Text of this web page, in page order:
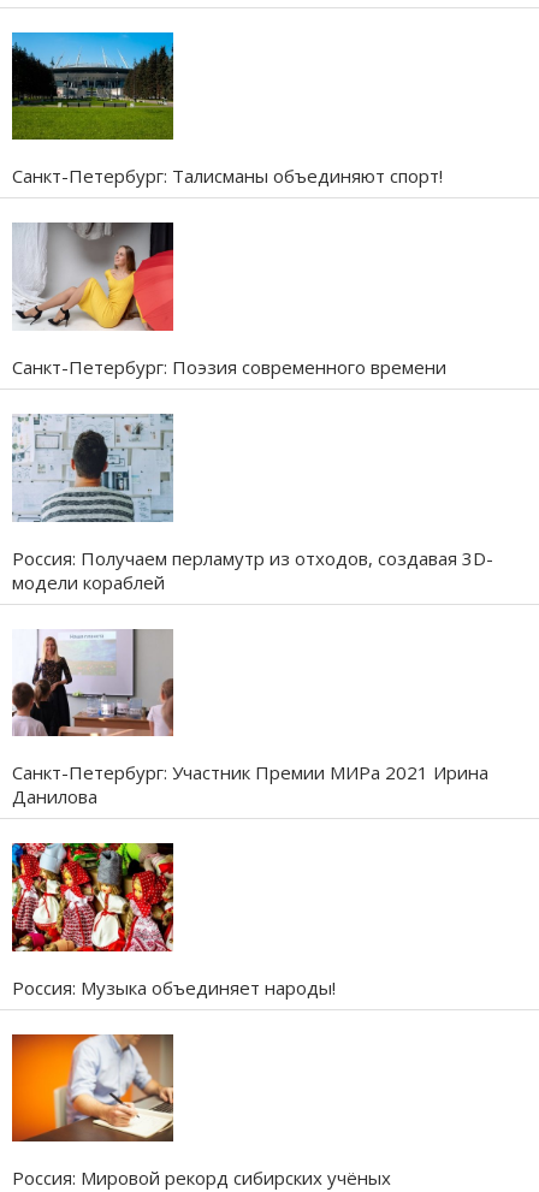
Санкт-Петербург: Талисманы объединяют спорт!
Санкт-Петербург: Поэзия современного времени
Россия: Получаем перламутр из отходов, создавая 3D-
модели кораблей
Санкт-Петербург: Участник Премии МИРа 2021 Ирина
Данилова
Россия: Музыка объединяет народы!
Россия: Мировой рекорд сибирских учёных